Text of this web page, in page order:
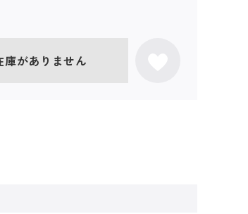
庫がありません